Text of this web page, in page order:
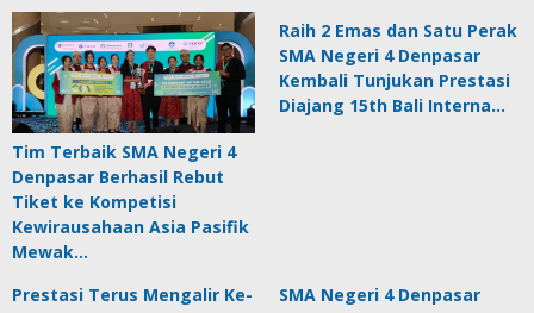
Tim Terbaik SMA Negeri 4
Denpasar Berhasil Rebut
Tiket ke Kompetisi
Kewirausahaan Asia Pasifik
Mewak…
Raih 2 Emas dan Satu Perak
SMA Negeri 4 Denpasar
Kembali Tunjukan Prestasi
Diajang 15th Bali Interna…
Prestasi Terus Mengalir Ke-
SMA Negeri 4 Denpasar